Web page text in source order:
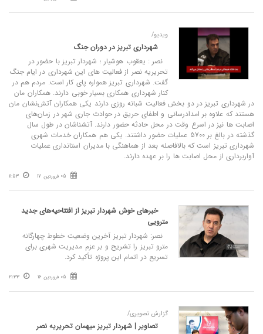
ویدیو/
شهرداری تبریز در دوران جنگ
نصر : یعقوب هوشیار ؛ شهردار تبریز با حضور در
تحریریه نصر از فعالیت های این شهرداری در ایام جنگ
گفت. شهرداری تبریز همواره پای کار است. مردم هم در
کنار شهرداری همکاری بسیار خوبی دارند. همکاران مان
در شهرداری تبریز در دو بخش فعالیت شبانه روزی دارند یکی همکاران آتش‌نشان مان
هستند که علاوه بر امدادرسانی و اطفای حریق در حوادث جاری شهر در زمان‌های
اصابت ها نیز در اسرع وقت در محل حادثه حضور دارند. آتشناشان در طول سال
گذشته در بالغ بر 5700 عملیات حضور داشتند. یکی هم همکاران خدمات شهری
شهرداری تبریز است که بالافاصله بعد از هماهنگی با مدیران استانداری عملیات
آواربرداری از محل اصابت ها را بر عهده دارند.
05 فروردین 17 11:53
خبر‌های خوش شهردار تبریز از افتتاحیه‌های جدید
مترویی
نصر: شهردار تبریز آخرین وضعیت خطوط چهارگانه
مترو تبریز را تشریح و بر عزم مدیریت شهری برای
تسریع در اتمام این پروژه تأکید کرد.
05 فروردین 16 21:33
گزارش تصویری/
تصاویر | شهردار تبریز میهمان تحریریه نصر